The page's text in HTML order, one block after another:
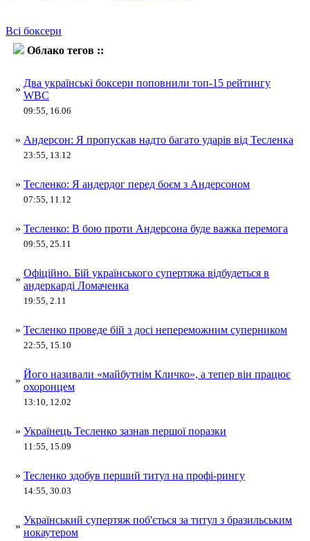
Всі боксери
Облако тегов ::
»
Два українські боксери поповнили топ-15 рейтингу
WBC
09:55, 16.06
» Андерсон: Я пропускав надто багато ударів від Тесленка
23:55, 13.12
» Тесленко: Я андердог перед боєм з Андерсоном
07:55, 11.12
» Тесленко: В бою проти Андерсона буде важка перемога
09:55, 25.11
»
Офіційно. Бій українського супертяжа відбудеться в
андеркарді Ломаченка
19:55, 2.11
» Тесленко проведе бій з досі непереможним суперником
22:55, 15.10
»
Його називали «майбутнім Кличко», а тепер він працює
охоронцем
13:10, 12.02
» Українець Тесленко зазнав першої поразки
11:55, 15.09
» Тесленко здобув перший титул на профі-рингу
14:55, 30.03
»
Український супертяж поб'ється за титул з бразильським
нокаутером